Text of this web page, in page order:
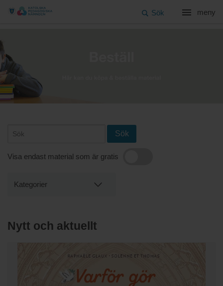
meny
Sök
Sök
Visa endast material som är gratis
Kategorier
Nytt och aktuellt